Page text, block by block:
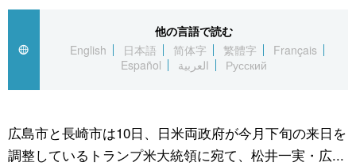
Русский
経済・ビジネス
国際
文化
トップ
アーカイブ
In-depth
Japan Data
動画/Live
スポーツ・東京2020
他の言語で読む
English
日本語 简体字 繁體字
Français
Español
العربية Русский
広島市と長崎市は10日、日米両政府が今月下旬の来日を
調整しているトランプ米大統領に宛て、松井一実・広...